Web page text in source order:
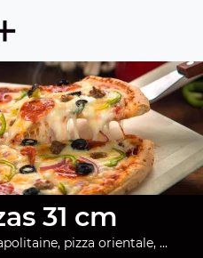
31 cm
pizza orientale, ...